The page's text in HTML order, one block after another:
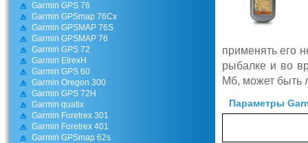
Garmin GPS 76
Garmin GPSmap 76Cx
Garmin GPSMAP 76S
Garmin GPSMAP 76
Garmin GPS 72
Garmin EtrexH
Garmin GPS 60
Garmin Oregon 300
Garmin GPS 72H
Garmin quatix
Garmin Foretrex 301
Garmin Foretrex 401
Garmin GPSmap 62s
применять его
рыбалке и во
Мб, может быть
Параметры